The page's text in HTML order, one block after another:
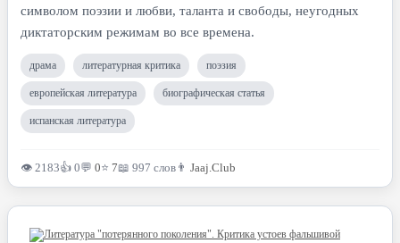
сим­волом поэзии и любви, таланта и свободы, неугодных
дикта­торским режимам во все времена.
драма литературная критика поэзия
европейская литература биографическая статья
испанская литература
👁 2183👍 0💬 0⭐ 7📖 997 слов 👨 Jaaj.Club